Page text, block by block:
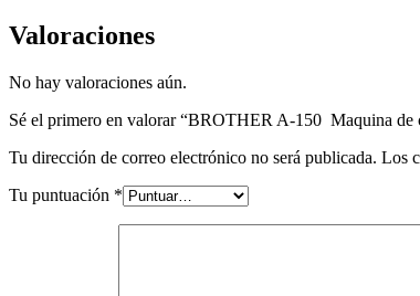
Valoraciones
No hay valoraciones aún.
Sé el primero en valorar “BROTHER A-150 Maquina de
Tu dirección de correo electrónico no será publicada. Los
Tu puntuación *